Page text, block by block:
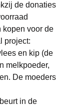
de donaties
kopen voor de
project:
en kip (de
melkpoeder,
De moeders
in de